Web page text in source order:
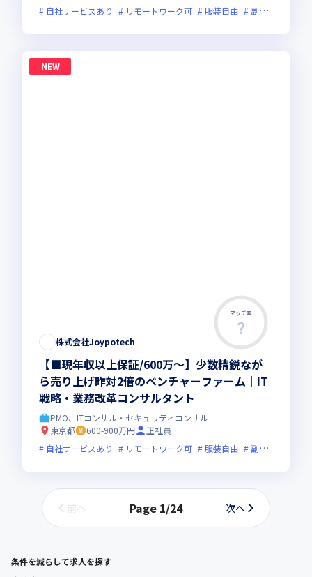
自社サービスあり
リモートワーク可 服装自由 副業可
NEW
マッチ率
株式会社Joypotech
【■現年収以上保証/600万～】少数精鋭なが
ら売り上げ昨対2倍のベンチャーファーム｜IT
戦略・業務改革コンサルタント
PMO、ITコンサル・セキュリティコンサル
東京都
600-900万円
正社員
自社サービスあり
リモートワーク可 服装自由 副業可
前へ Page 1/24 次へ
条件を減らして求人を探す